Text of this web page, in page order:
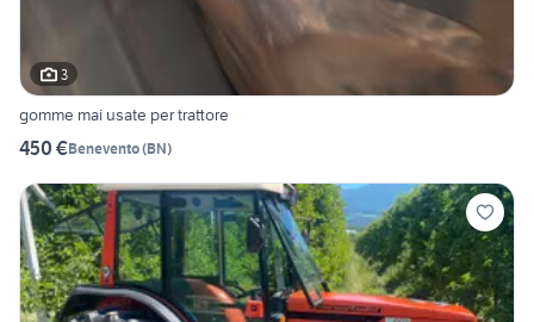
3
gomme mai usate per trattore
450 €Benevento(BN)